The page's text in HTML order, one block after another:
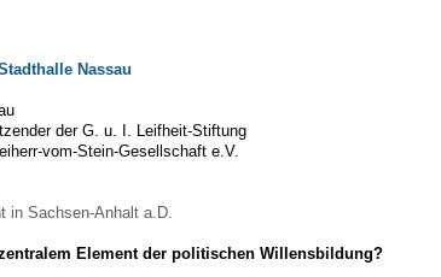
Nassau
der G. u. I. Leifheit-Stiftung
vom-Stein-Gesellschaft e.V.
in Sachsen-Anhalt a.D.
Element der politischen Willensbildung?